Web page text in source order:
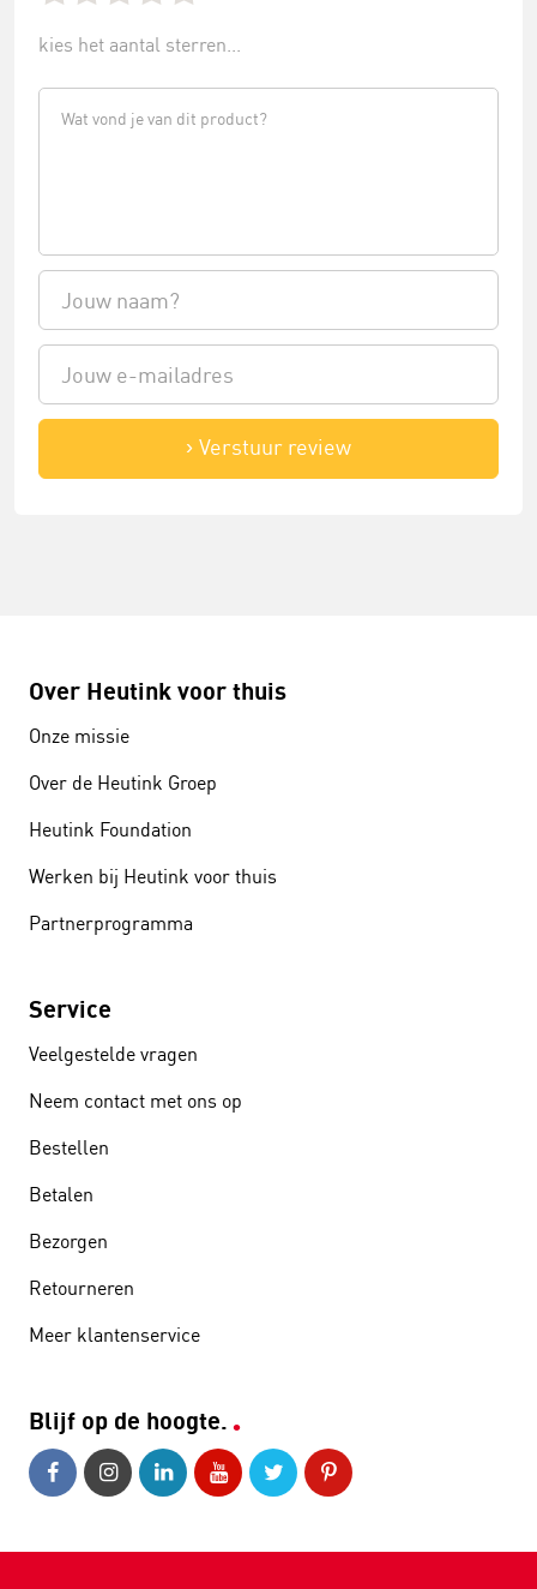
kies het aantal sterren...
Verstuur review
Over Heutink voor thuis
Onze missie
Over de Heutink Groep
Heutink Foundation
Werken bij Heutink voor thuis
Partnerprogramma
Service
Veelgestelde vragen
Neem contact met ons op
Bestellen
Betalen
Bezorgen
Retourneren
Meer klantenservice
Blijf op de hoogte.